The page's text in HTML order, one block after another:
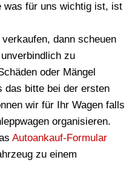
was für uns wichtig ist, ist
dann scheuen
zu
oder Mängel
das bitte bei der ersten
wir für Ihr Wagen falls
organisieren.
Autoankauf-Formular
zu einem